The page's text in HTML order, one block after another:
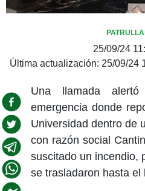
25/09/24
Última actualización: 25/09/24
Una llamada
emergencia donde
Universidad dentro de
con razón social
suscitado un incendio,
se trasladaron hasta el